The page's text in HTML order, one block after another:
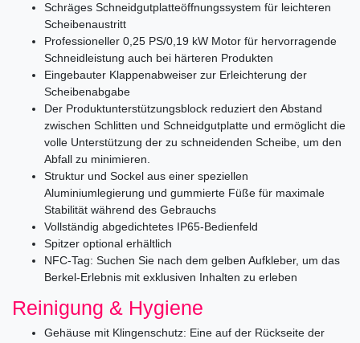
Schräges Schneidgutplatteöffnungssystem für leichteren
Scheibenaustritt
Professioneller 0,25 PS/0,19 kW Motor für hervorragende
Schneidleistung auch bei härteren Produkten
Eingebauter Klappenabweiser zur Erleichterung der
Scheibenabgabe
Der Produktunterstützungsblock reduziert den Abstand
zwischen Schlitten und Schneidgutplatte und ermöglicht die
volle Unterstützung der zu schneidenden Scheibe, um den
Abfall zu minimieren.
Struktur und Sockel aus einer speziellen
Aluminiumlegierung und gummierte Füße für maximale
Stabilität während des Gebrauchs
Vollständig abgedichtetes IP65-Bedienfeld
Spitzer optional erhältlich
NFC-Tag: Suchen Sie nach dem gelben Aufkleber, um das
Berkel-Erlebnis mit exklusiven Inhalten zu erleben
Reinigung & Hygiene
Gehäuse mit Klingenschutz: Eine auf der Rückseite der